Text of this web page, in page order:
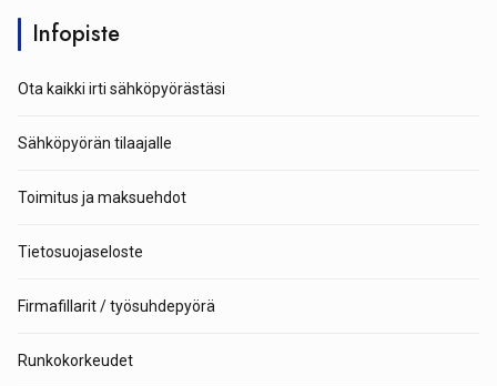
Infopiste
Ota kaikki irti sähköpyörästäsi
Sähköpyörän tilaajalle
Toimitus ja maksuehdot
Tietosuojaseloste
Firmafillarit / työsuhdepyörä
Runkokorkeudet